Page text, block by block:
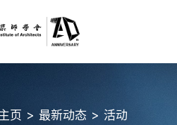
页 最新动态 活动